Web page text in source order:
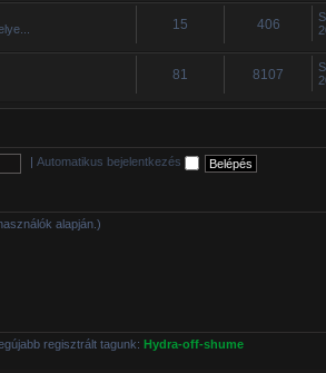
15 406
81 8107
Automatikus bejelentkezés
alapján.)
regisztrált tagunk: Hydra-off-shume